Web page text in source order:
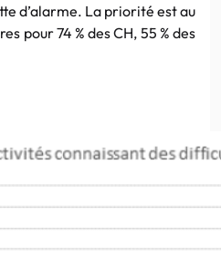
d’alarme. La priorité est au
pour 74 % des CH, 55 % des